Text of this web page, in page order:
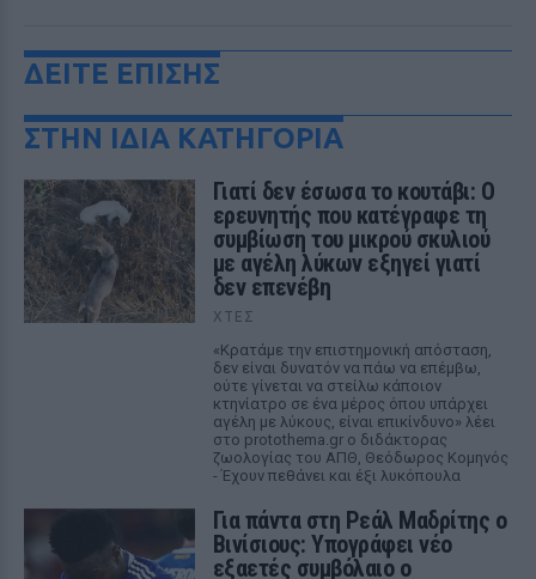
ΔΕΙΤΕ ΕΠΙΣΗΣ
ΣΤΗΝ ΙΔΙΑ ΚΑΤΗΓΟΡΙΑ
Γιατί δεν έσωσα το κουτάβι: Ο
ερευνητής που κατέγραφε τη
συμβίωση του μικρού σκυλιού
με αγέλη λύκων εξηγεί γιατί
δεν επενέβη
ΧΤΕΣ
«Κρατάμε την επιστημονική απόσταση,
δεν είναι δυνατόν να πάω να επέμβω,
ούτε γίνεται να στείλω κάποιον
κτηνίατρο σε ένα μέρος όπου υπάρχει
αγέλη με λύκους, είναι επικίνδυνο» λέει
στο protothema.gr ο διδάκτορας
ζωολογίας του ΑΠΘ, Θεόδωρος Κομηνός
- Έχουν πεθάνει και έξι λυκόπουλα
Για πάντα στη Ρεάλ Μαδρίτης ο
Βινίσιους: Υπογράφει νέο
εξαετές συμβόλαιο ο